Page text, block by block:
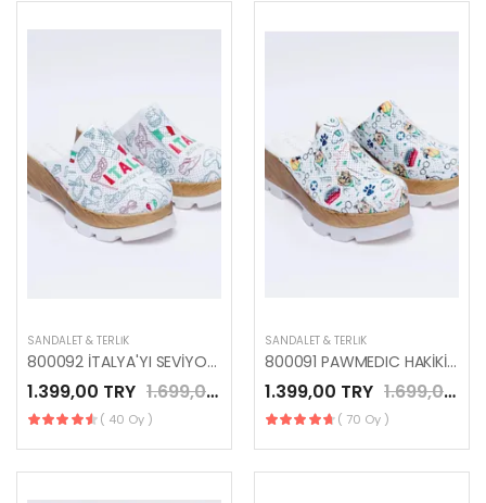
SANDALET & TERLIK
800092 İTALYA'YI SEVİYORUM GERÇEK DERİ PLATFORM ANATOMİK TERLİK
1.399,00 TRY 1.699,00 TRY
( 40 Oy )
SANDALET & TERLIK
800091 PAWMEDIC HAKİKİ DERİ PLATFORM TERLİK
1.399,00 TRY 1.699,00 TRY
( 70 Oy )